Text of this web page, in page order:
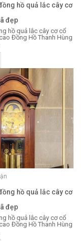
hồ quả lắc cây cơ
đẹp
hồ quả lắc cây cơ cổ
Đồng Hồ Thanh Hùng
hồ quả lắc cây cơ
đẹp
hồ quả lắc cây cơ cổ
Đồng Hồ Thanh Hùng